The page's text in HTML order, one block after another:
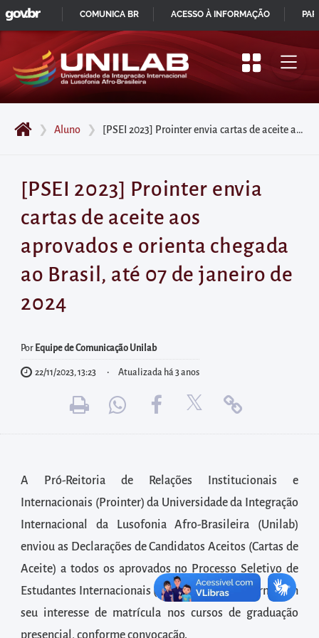
Pular
para
início
do
principal
Acessar
diretamente
menu
principal
Acessar
área
para
diretamente
as
informações
postas
no
rodapé
❯ Aluno ❯ [PSEI 2023] Prointer envia cartas de aceite aos aprovados e orienta chegada ao Brasil, até 07 de janeiro de 2024
[PSEI 2023] Prointer envia
cartas de aceite aos
aprovados e orienta chegada
ao Brasil, até 07 de janeiro de
2024
Por Equipe de Comunicação Unilab
22/11/2023, 13:23 Atualizada há 3 anos
A Pró-Reitoria de Relações Institucionais e
Internacionais (Prointer) da Universidade da Integração
Internacional da Lusofonia Afro-Brasileira (Unilab)
enviou as Declarações de Candidatos Aceitos (Cartas de
Aceite) a todos os aprovados no Processo Seletivo de
Estudantes Internacionais (PSEI 2023) que confirmaram
seu interesse de matrícula nos cursos de graduação
IR
PARA
CONTEÚDO
GOVBR
COMUNICA BR ACESSO À INFORMAÇÃO